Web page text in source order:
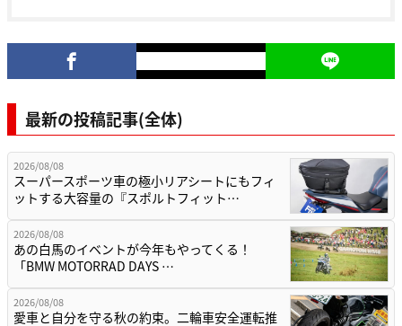
最新の投稿記事(全体)
2026/08/08
スーパースポーツ車の極小リアシートにもフィ
ットする大容量の『スポルトフィット…
2026/08/08
あの白馬のイベントが今年もやってくる！
「BMW MOTORRAD DAYS …
2026/08/08
愛車と自分を守る秋の約束。二輪車安全運転推